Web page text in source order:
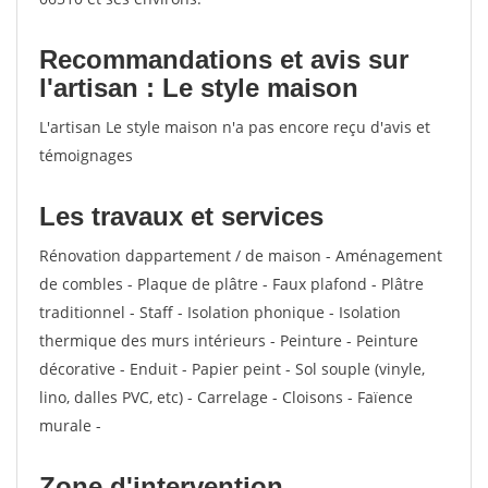
Recommandations et avis sur
l'artisan : Le style maison
L'artisan Le style maison n'a pas encore reçu d'avis et
témoignages
Les travaux et services
Rénovation dappartement / de maison - Aménagement
de combles - Plaque de plâtre - Faux plafond - Plâtre
traditionnel - Staff - Isolation phonique - Isolation
thermique des murs intérieurs - Peinture - Peinture
décorative - Enduit - Papier peint - Sol souple (vinyle,
lino, dalles PVC, etc) - Carrelage - Cloisons - Faïence
murale -